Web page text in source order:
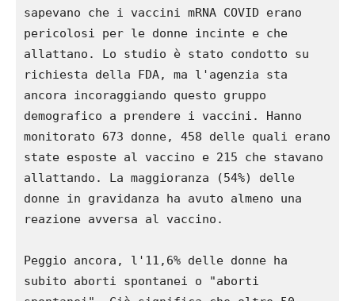
sapevano che i vaccini mRNA COVID erano
pericolosi per le donne incinte e che
allattano. Lo studio è stato condotto su
richiesta della FDA, ma l'agenzia sta
ancora incoraggiando questo gruppo
demografico a prendere i vaccini. Hanno
monitorato 673 donne, 458 delle quali erano
state esposte al vaccino e 215 che stavano
allattando. La maggioranza (54%) delle
donne in gravidanza ha avuto almeno una
reazione avversa al vaccino.
Peggio ancora, l'11,6% delle donne ha
subito aborti spontanei o "aborti